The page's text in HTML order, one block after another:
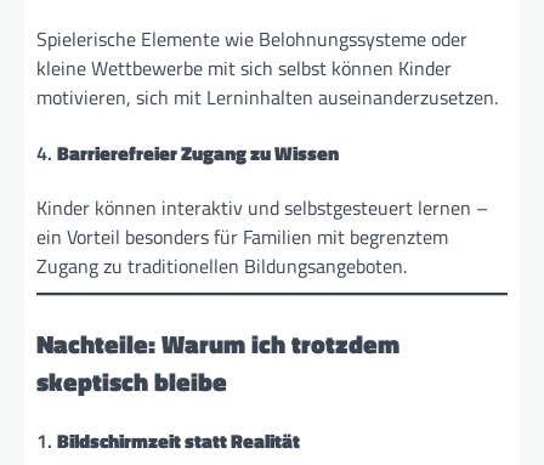
Spielerische Elemente wie Belohnungssysteme oder
kleine Wettbewerbe mit sich selbst können Kinder
motivieren, sich mit Lerninhalten auseinanderzusetzen.
4. Barrierefreier Zugang zu Wissen
Kinder können interaktiv und selbstgesteuert lernen –
ein Vorteil besonders für Familien mit begrenztem
Zugang zu traditionellen Bildungsangeboten.
Nachteile: Warum ich trotzdem
skeptisch bleibe
1. Bildschirmzeit statt Realität